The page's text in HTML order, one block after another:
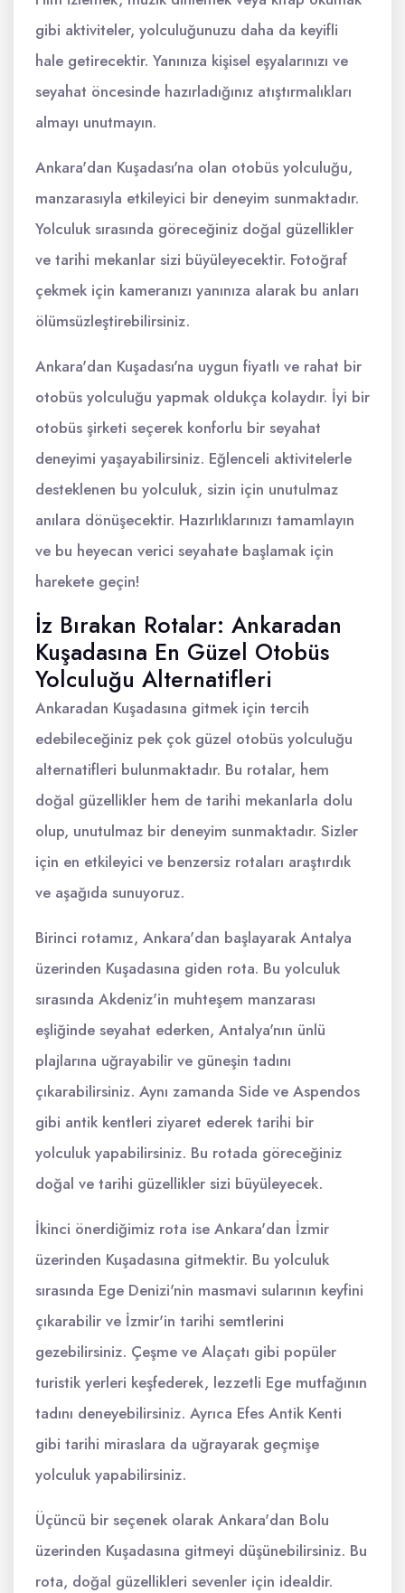
gibi aktiviteler, yolculuğunuzu daha da keyifli
hale getirecektir. Yanınıza kişisel eşyalarınızı ve
seyahat öncesinde hazırladığınız atıştırmalıkları
almayı unutmayın.
Ankara'dan Kuşadası'na olan otobüs yolculuğu,
manzarasıyla etkileyici bir deneyim sunmaktadır.
Yolculuk sırasında göreceğiniz doğal güzellikler
ve tarihi mekanlar sizi büyüleyecektir. Fotoğraf
çekmek için kameranızı yanınıza alarak bu anları
ölümsüzleştirebilirsiniz.
Ankara'dan Kuşadası'na uygun fiyatlı ve rahat bir
otobüs yolculuğu yapmak oldukça kolaydır. İyi bir
otobüs şirketi seçerek konforlu bir seyahat
deneyimi yaşayabilirsiniz. Eğlenceli aktivitelerle
desteklenen bu yolculuk, sizin için unutulmaz
anılara dönüşecektir. Hazırlıklarınızı tamamlayın
ve bu heyecan verici seyahate başlamak için
harekete geçin!
İz Bırakan Rotalar: Ankaradan
Kuşadasına En Güzel Otobüs
Yolculuğu Alternatifleri
Ankaradan Kuşadasına gitmek için tercih
edebileceğiniz pek çok güzel otobüs yolculuğu
alternatifleri bulunmaktadır. Bu rotalar, hem
doğal güzellikler hem de tarihi mekanlarla dolu
olup, unutulmaz bir deneyim sunmaktadır. Sizler
için en etkileyici ve benzersiz rotaları araştırdık
ve aşağıda sunuyoruz.
Birinci rotamız, Ankara'dan başlayarak Antalya
üzerinden Kuşadasına giden rota. Bu yolculuk
sırasında Akdeniz'in muhteşem manzarası
eşliğinde seyahat ederken, Antalya'nın ünlü
plajlarına uğrayabilir ve güneşin tadını
çıkarabilirsiniz. Aynı zamanda Side ve Aspendos
gibi antik kentleri ziyaret ederek tarihi bir
yolculuk yapabilirsiniz. Bu rotada göreceğiniz
doğal ve tarihi güzellikler sizi büyüleyecek.
İkinci önerdiğimiz rota ise Ankara'dan İzmir
üzerinden Kuşadasına gitmektir. Bu yolculuk
sırasında Ege Denizi'nin masmavi sularının keyfini
çıkarabilir ve İzmir'in tarihi semtlerini
gezebilirsiniz. Çeşme ve Alaçatı gibi popüler
turistik yerleri keşfederek, lezzetli Ege mutfağının
tadını deneyebilirsiniz. Ayrıca Efes Antik Kenti
gibi tarihi miraslara da uğrayarak geçmişe
yolculuk yapabilirsiniz.
Üçüncü bir seçenek olarak Ankara'dan Bolu
üzerinden Kuşadasına gitmeyi düşünebilirsiniz. Bu
rota, doğal güzellikleri sevenler için idealdir.